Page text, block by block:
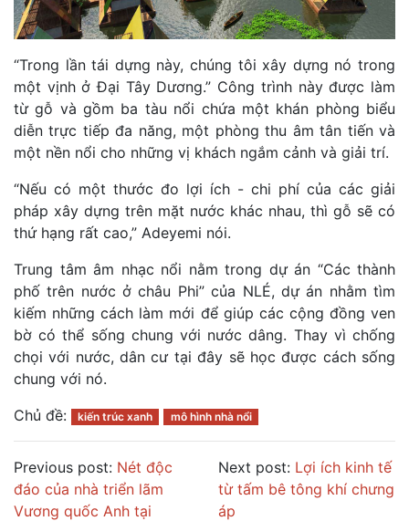
“Trong lần tái dựng này, chúng tôi xây dựng nó trong
một vịnh ở Đại Tây Dương.” Công trình này được làm
từ gỗ và gồm ba tàu nổi chứa một khán phòng biểu
diễn trực tiếp đa năng, một phòng thu âm tân tiến và
một nền nổi cho những vị khách ngắm cảnh và giải trí.
“Nếu có một thước đo lợi ích - chi phí của các giải
pháp xây dựng trên mặt nước khác nhau, thì gỗ sẽ có
thứ hạng rất cao,” Adeyemi nói.
Trung tâm âm nhạc nổi nằm trong dự án “Các thành
phố trên nước ở châu Phi” của NLÉ, dự án nhằm tìm
kiếm những cách làm mới để giúp các cộng đồng ven
bờ có thể sống chung với nước dâng. Thay vì chống
chọi với nước, dân cư tại đây sẽ học được cách sống
chung với nó.
Chủ đề:
kiến trúc xanh mô hình nhà nổi
Previous post: Nét độc
đáo của nhà triển lãm
Vương quốc Anh tại
Next post: Lợi ích kinh tế
từ tấm bê tông khí chưng
áp